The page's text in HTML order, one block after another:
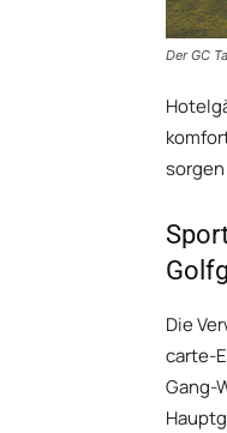
Der GC
Die
carte-
Gang-